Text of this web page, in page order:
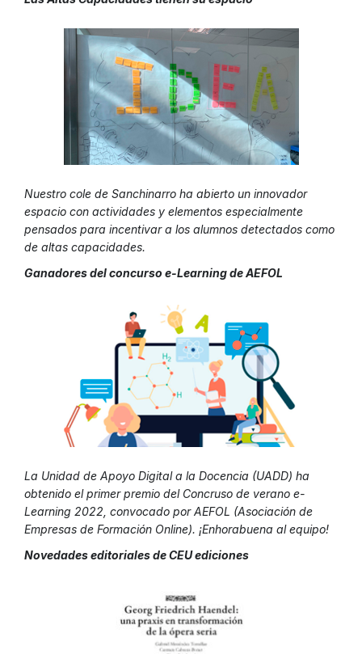
Nuestro cole de Sanchinarro ha abierto un innovador
espacio con actividades y elementos especialmente
pensados para incentivar a los alumnos detectados como
de altas capacidades.
Ganadores del concurso e-Learning de AEFOL
La Unidad de Apoyo Digital a la Docencia (UADD) ha
obtenido el primer premio del Concruso de verano e-
Learning 2022, convocado por AEFOL (Asociación de
Empresas de Formación Online). ¡Enhorabuena al equipo!
Novedades editoriales de CEU ediciones